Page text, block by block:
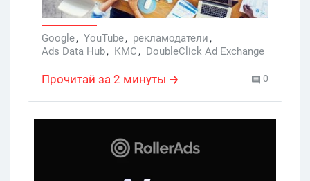
Google, YouTube, рекламодатели,
Ads Data Hub, КМС, DoubleClick Ad Exchange
Прочитай за 2 минуты 0